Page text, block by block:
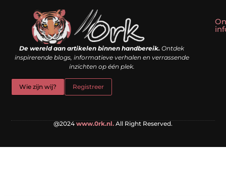
De wereld aan artikelen binnen handbereik. Ontdek
inspirerende blogs, informatieve verhalen en verrassende
inzichten op één plek.
Wie zijn wij? Registreer
@2024www.0rk.nl. All Right Reserved.